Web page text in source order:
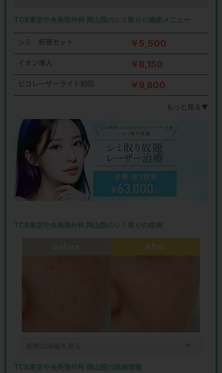
TCB東京中央美容外科 岡山院のシミ取りの施術メニュー
シミ 肝斑セット ￥5,500
イオン導入 ￥8,150
ピコレーザーライト初回 ￥9,800
もっと見る▼
TCB東京中央美容外科 岡山院のシミ取りの症例
After
＋
TCB東京中央美容外科 岡山院の詳細情報